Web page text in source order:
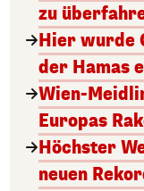
zu
Hier wurde
der Hamas
Wien-
Europas
Höchster
neuen